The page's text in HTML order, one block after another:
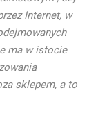
Internet, w
ma w istocie
sklepem, a to